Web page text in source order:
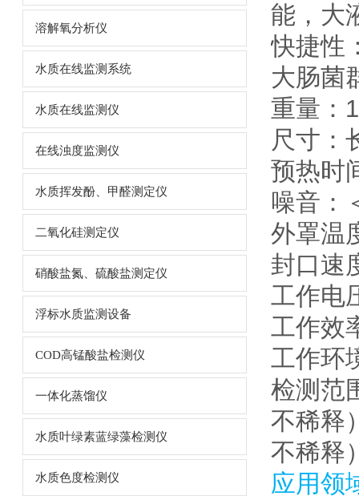
溶解氧分析仪
水质在线监测系统
水质在线监测仪
在线浊度监测仪
水质挥发酚、甲醛测定仪
二氧化硅测定仪
硝酸盐氮、硫酸盐测定仪
浮标水质监测设备
COD高锰酸盐检测仪
一体化蒸馏仪
水质叶绿素蓝绿藻检测仪
水质色度检测仪
能，大
快捷性
大肠菌
重量：
尺寸：
预热时
噪音：
外罩温
封口速
工作电
工作效
工作环
检测范
不稀释
不稀释
应用领